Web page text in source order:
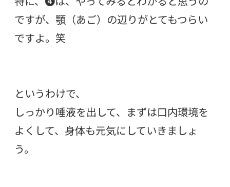
ですが、顎（あご）の辺りがとてもつらい
ですよ。笑
というわけで、
しっかり唾液を出して、まずは口内環境を
よくして、身体も元気にしていきましょ
う。